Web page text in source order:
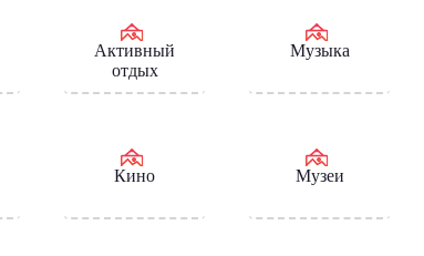
Активный
отдых
Музыка
Кино Музеи